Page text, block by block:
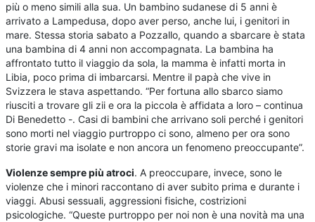
più o meno simili alla sua. Un bambino sudanese di 5 anni è
arrivato a Lampedusa, dopo aver perso, anche lui, i genitori in
mare. Stessa storia sabato a Pozzallo, quando a sbarcare è stata
una bambina di 4 anni non accompagnata. La bambina ha
affrontato tutto il viaggio da sola, la mamma è infatti morta in
Libia, poco prima di imbarcarsi. Mentre il papà che vive in
Svizzera le stava aspettando. “Per fortuna allo sbarco siamo
riusciti a trovare gli zii e ora la piccola è affidata a loro – continua
Di Benedetto -. Casi di bambini che arrivano soli perché i genitori
sono morti nel viaggio purtroppo ci sono, almeno per ora sono
storie gravi ma isolate e non ancora un fenomeno preoccupante”.
Violenze sempre più atroci. A preoccupare, invece, sono le
violenze che i minori raccontano di aver subito prima e durante i
viaggi. Abusi sessuali, aggressioni fisiche, costrizioni
psicologiche. “Queste purtroppo per noi non è una novità ma una